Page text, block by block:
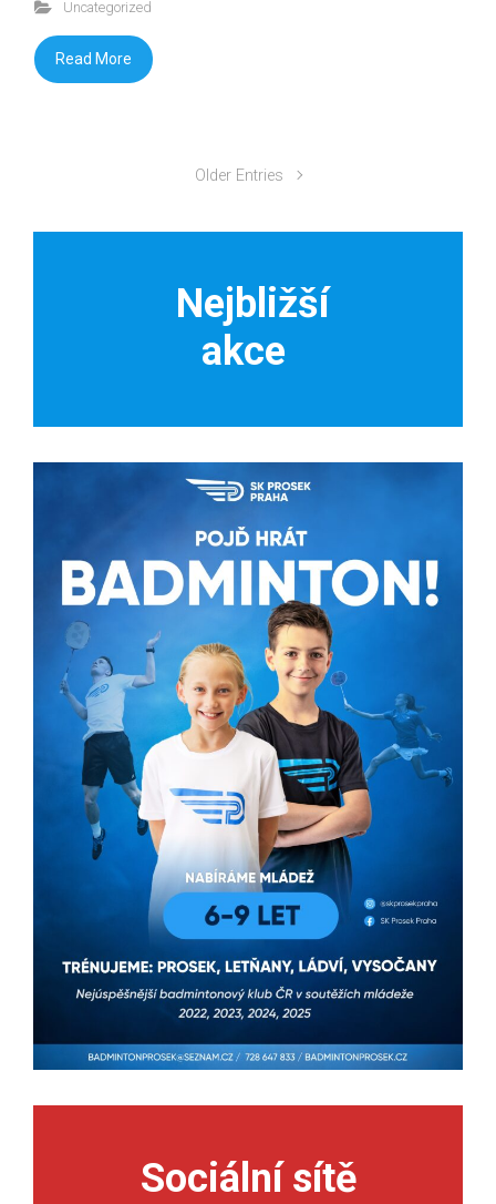
Uncategorized
Read More
Older Entries
Nejbližší
akce
Sociální sítě